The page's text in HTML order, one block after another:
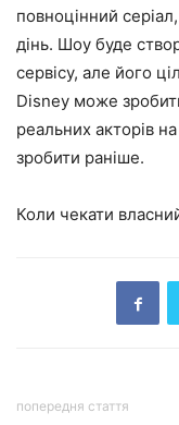
повноцінний
дінь. Шоу буде
сервісу, але його
Disney може
реальних акторів
зробити раніше.
Коли чекати
попередня стаття